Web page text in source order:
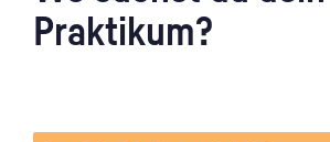
Praktikum?